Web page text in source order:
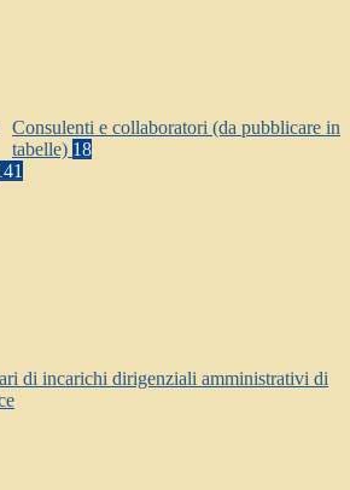
Consulenti e collaboratori (da pubblicare in
tabelle) 18
di incarichi dirigenziali amministrativi di